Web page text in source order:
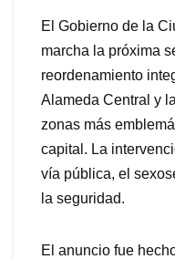
El Gobierno de la
marcha la próxima
reordenamiento
Alameda Central y
zonas más
capital. La
vía pública, el
la seguridad.
El anuncio fue